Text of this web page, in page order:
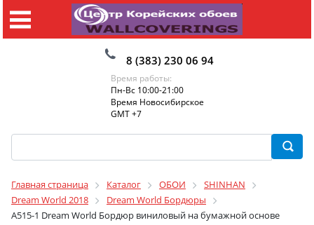
8 (383) 230 06 94
Время работы:
Пн-Вс 10:00-21:00
Время Новосибирское
GMT +7
Главная страница Каталог ОБОИ
SHINHAN
Dream World 2018
Dream World Бордюры
A515-1 Dream World Бордюр виниловый на бумажной основе